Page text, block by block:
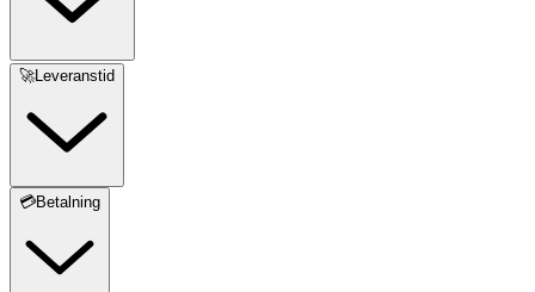
🚀Leveranstid
💳Betalning